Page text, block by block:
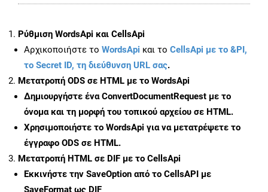
Ρύθμιση WordsApi και CellsApi
Αρχικοποιήστε το WordsApi και το CellsApi με το &PI,
το Secret ID, τη διεύθυνση URL σας.
Μετατροπή ODS σε HTML με το WordsApi
Δημιουργήστε έναConvertDocumentRequest με το
όνομα και τη μορφή του τοπικού αρχείου σε HTML.
Χρησιμοποιήστε το WordsApi για να μετατρέψετε το
έγγραφο ODS σε HTML.
Μετατροπή HTML σε DIF με το CellsApi
Εκκινήστε την SaveOption από το CellsAPI με
SaveFormat ως DIF